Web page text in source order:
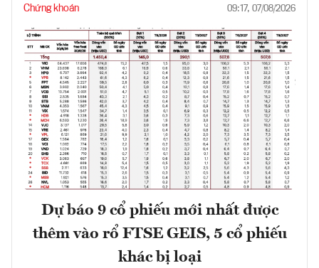
Chứng khoán 09:17, 07/08/2026
Dự báo 9 cổ phiếu mới nhất được
thêm vào rổ FTSE GEIS, 5 cổ phiếu
khác bị loại